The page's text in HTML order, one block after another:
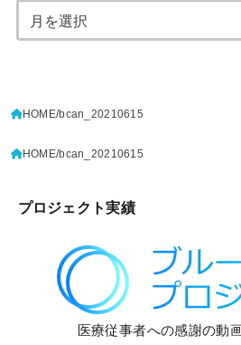
HOME bcan_20210615
HOME bcan_20210615
プロジェクト実績
医療従事者への感謝の動